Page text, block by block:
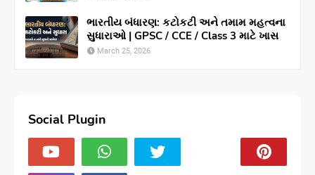
ભારતીય બંધારણ: કટોકટી અને તમામ મહત્વના
સુધારાઓ | GPSC / CCE / Class 3 માટે ખાસ
March 25, 2026
Social Plugin